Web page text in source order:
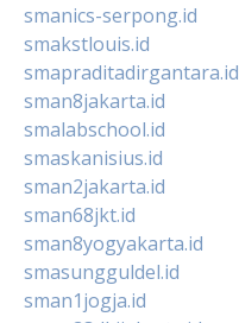
smanics-serpong.id
smakstlouis.id
smapraditadirgantara.id
sman8jakarta.id
smalabschool.id
smaskanisius.id
sman2jakarta.id
sman68jkt.id
sman8yogyakarta.id
smasungguldel.id
sman1jogja.id